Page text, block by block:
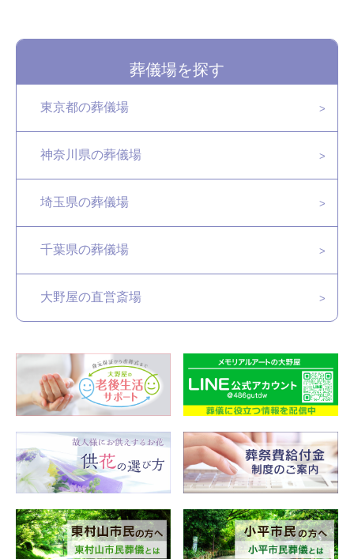
葬儀場を探す
東京都の葬儀場
神奈川県の葬儀場
埼玉県の葬儀場
千葉県の葬儀場
大野屋の直営斎場